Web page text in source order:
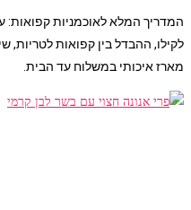
המדריך המלא לאוכמניות קפואות:
לקילו, ההבדל בין קפואות לטריות,
מארז איכותי במשלוח עד הבית.